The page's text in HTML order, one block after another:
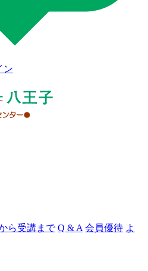
ン
ャ
ら受講まで Q & A 会員優待 よ